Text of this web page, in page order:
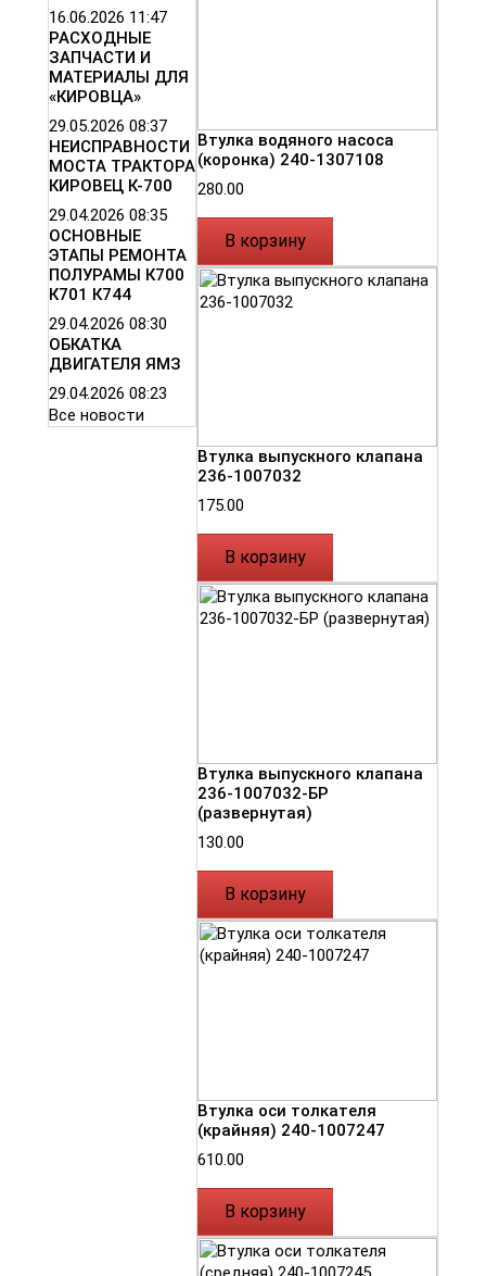
16.06.2026 11:47
РАСХОДНЫЕ
ЗАПЧАСТИ И
МАТЕРИАЛЫ ДЛЯ
«КИРОВЦА»
29.05.2026 08:37
НЕИСПРАВНОСТИ
МОСТА ТРАКТОРА
КИРОВЕЦ К-700
29.04.2026 08:35
ОСНОВНЫЕ
ЭТАПЫ РЕМОНТА
ПОЛУРАМЫ К700
К701 К744
29.04.2026 08:30
ОБКАТКА
ДВИГАТЕЛЯ ЯМЗ
29.04.2026 08:23
Все новости
Втулка водяного насоса
(коронка) 240-1307108
280.00
В корзину
Втулка выпускного клапана
236-1007032
175.00
В корзину
Втулка выпускного клапана
236-1007032-БР
(развернутая)
130.00
В корзину
Втулка оси толкателя
(крайняя) 240-1007247
610.00
В корзину